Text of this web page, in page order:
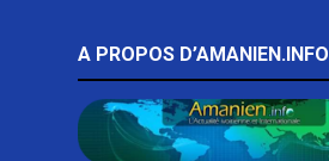
A PROPOS D’AMANIEN.INFO